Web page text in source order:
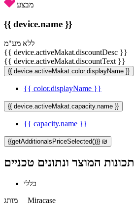
מבצע
{{ device.name }}
ללא מע"מ
{{ device.activeMakat.discountDesc }}
{{ device.activeMakat.discountText }}
{{ device.activeMakat.color.displayName }}
{{ color.displayName }}
{{ device.activeMakat.capacity.name }}
{{ capacity.name }}
{{getAdditionalsPriceSelected()}} ₪
תכונות המוצר ונתונים טכניים
כללי
מותג Miracase